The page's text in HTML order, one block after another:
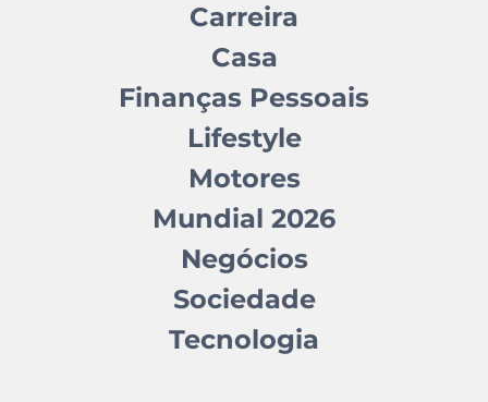
Carreira
Casa
Finanças Pessoais
Lifestyle
Motores
Mundial 2026
Negócios
Sociedade
Tecnologia